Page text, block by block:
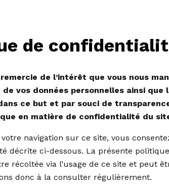
de
remercie de l’intérêt que vous nous
vos données personnelles ainsi que
ce but et par souci de
en matière de confidentialité du
navigation sur ce site, vous
décrite ci-dessous. La présente
récoltée via l’usage de ce site et peut
donc à la consulter régulièrement.